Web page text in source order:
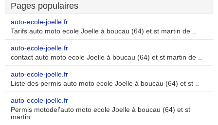
Pages populaires
auto-ecole-joelle.fr
Tarifs auto moto ecole Joelle à boucau (64) et st martin de ..
auto-ecole-joelle.fr
contact auto moto ecole Joelle à boucau (64) et st martin de ..
auto-ecole-joelle.fr
Liste des permis auto moto ecole Joelle à boucau (64) et st ..
auto-ecole-joelle.fr
Permis motodel'auto moto ecole Joelle à boucau (64) et st
martin ..